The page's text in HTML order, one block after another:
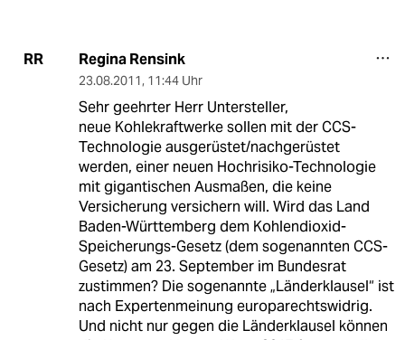
RR Regina Rensink
23.08.2011, 11:44 Uhr
Sehr geehrter Herr Untersteller,
neue Kohlekraftwerke sollen mit der CCS-
Technologie ausgerüstet/nachgerüstet
werden, einer neuen Hochrisiko-Technologie
mit gigantischen Ausmaßen, die keine
Versicherung versichern will. Wird das Land
Baden-Württemberg dem Kohlendioxid-
Speicherungs-Gesetz (dem sogenannten CCS-
Gesetz) am 23. September im Bundesrat
zustimmen? Die sogenannte „Länderklausel“ ist
nach Expertenmeinung europarechtswidrig.
Und nicht nur gegen die Länderklausel können